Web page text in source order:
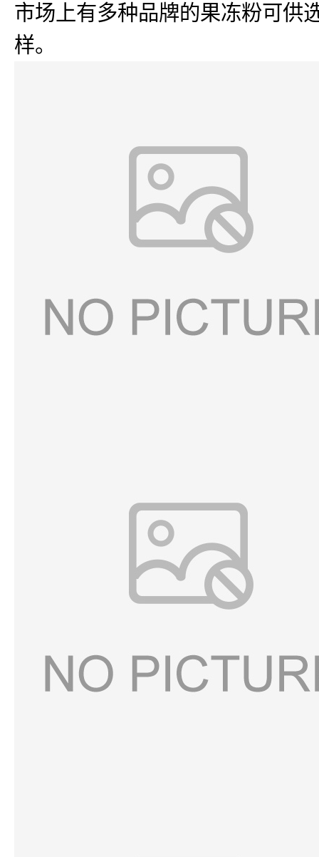
市场上有多种品牌的果冻粉可供
样。